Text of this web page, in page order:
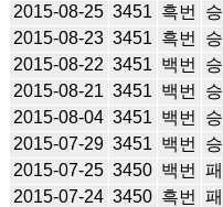
2015-08-25 3451 흑번 승
2015-08-23 3451 흑번 승
2015-08-22 3451 백번 승
2015-08-21 3451 백번 승
2015-08-04 3451 백번 승
2015-07-29 3451 백번 승
2015-07-25 3450 백번 패
2015-07-24 3450 흑번 패